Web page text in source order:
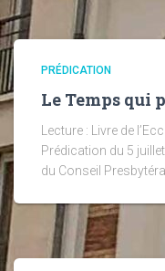
PRÉDICATION
Le Temps qui
Lecture : Livre de
Prédication du 5
du Conseil